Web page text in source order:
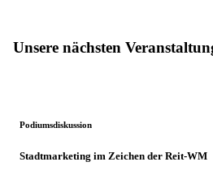
Unsere nächsten
Podiumsdiskussion
Stadtmarketing im Zeichen der Reit-WM